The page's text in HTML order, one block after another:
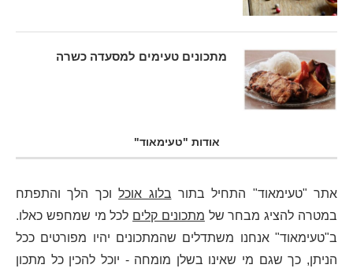
מתכונים טעימים למסעדה כשרה
אודות "טעימאוד"
אתר "טעימאוד" התחיל בתור בלוג אוכלוכך הלך והתפתח
במטרה להציג מבחר של מתכונים קלים לכל מי שמחפש כאלו.
ב"טעימאוד" אנחנו משתדלים שהמתכונים יהיו מפורטים ככל
הניתן, כך שגם מי שאינו בשלן מומחה - יוכל להכין כל מתכון